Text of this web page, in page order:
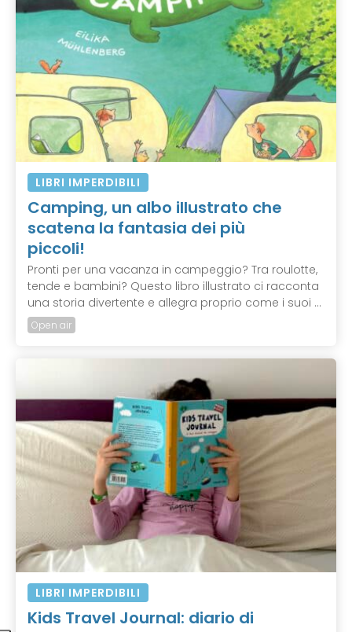
LIBRI IMPERDIBILI
Camping, un albo illustrato che
scatena la fantasia dei più
piccoli!
Pronti per una vacanza in campeggio? Tra roulotte,
tende e bambini? Questo libro illustrato ci racconta
una storia divertente e allegra proprio come i suoi ...
Open air
LIBRI IMPERDIBILI
Kids Travel Journal: diario di